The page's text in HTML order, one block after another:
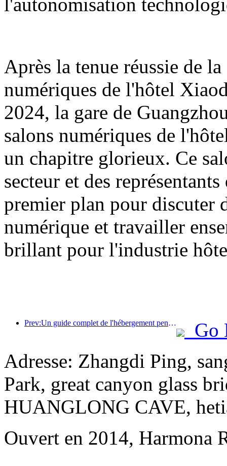
Après la tenue réussie de
numériques de l'hôtel
2024, la gare de
salons numériques de
un chapitre glorieux. Ce
secteur et des
premier plan pour discuter
numérique et travailler
brillant pour l'industrie
Prev:Un guide complet de l'hébergement pendant la saison touristique hivernale à Pékin La nouvelle cour de l'hôtel Jingneng déclenche un nouvel engouement touristique.
Go
Adresse: Zhangdi Ping,
Park, great canyon glass
HUANGLONG CAVE,
Ouvert en 2014, Harmona